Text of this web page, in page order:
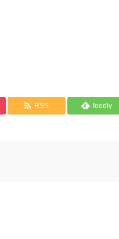
RSS feedly